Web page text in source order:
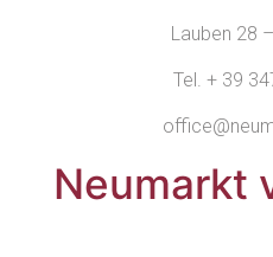
Lauben 28
Tel. + 39
Neumarkt